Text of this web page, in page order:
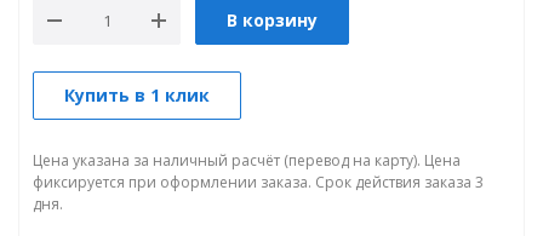
В корзину
Купить в 1 клик
Цена указана за наличный расчёт (перевод на карту). Цена
фиксируется при оформлении заказа. Срок действия заказа 3
дня.